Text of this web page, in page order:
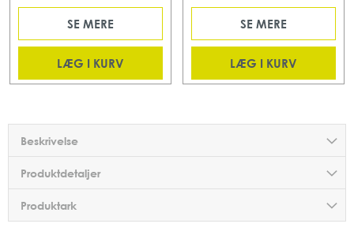
SE MERE
LÆG I KURV
SE MERE
LÆG I KURV
Beskrivelse
Produktdetaljer
Produktark